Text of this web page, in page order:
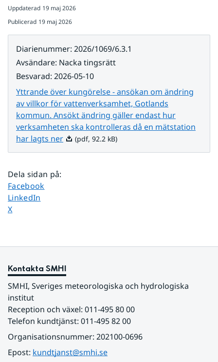
Uppdaterad 19 maj 2026
Publicerad 19 maj 2026
Diarienummer: 2026/1069/6.3.1
Avsändare: Nacka tingsrätt
Besvarad: 2026-05-10
Yttrande över kungörelse - ansökan om ändring
av villkor för vattenverksamhet, Gotlands
kommun. Ansökt ändring gäller endast hur
verksamheten ska kontrolleras då en mätstation
har lagts nerPdf, 92.2 kB.
(pdf, 92.2 kB)
Dela sidan på:
Dela sidan på
Facebook
Dela sidan på
LinkedIn
Dela sidan på
X
Kontakta SMHI
SMHI, Sveriges meteorologiska och hydrologiska
institut
Reception och växel: 011-495 80 00
Telefon kundtjänst: 011-495 82 00
Organisationsnummer: 202100-0696
Epost: kundtjanst@smhi.se